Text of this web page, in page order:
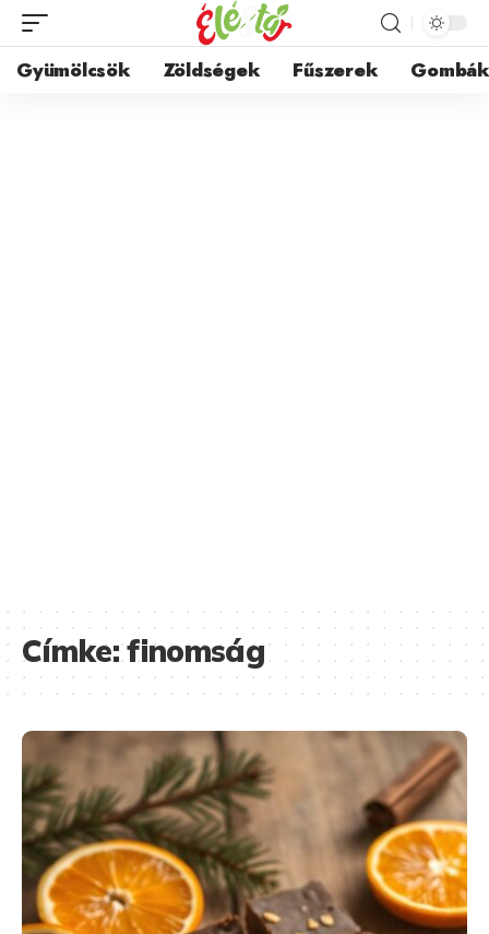
Gyümölcsök Zöldségek Fűszerek Gombák
Címke:finomság